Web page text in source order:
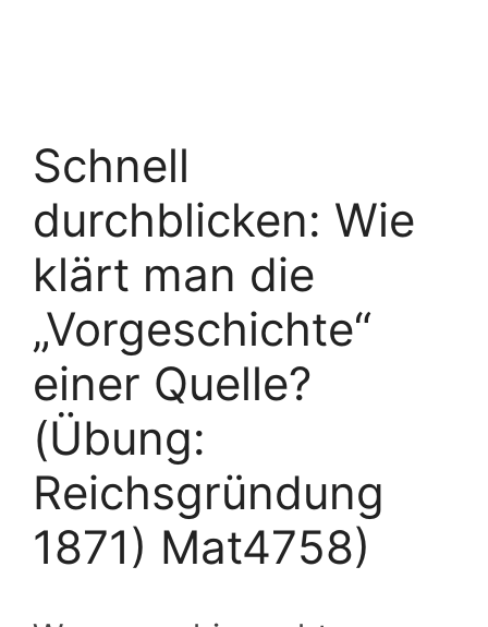
Schnell
durchblicken: Wie
klärt man die
„Vorgeschichte“
einer Quelle?
(Übung:
Reichsgründung
1871) Mat4758)